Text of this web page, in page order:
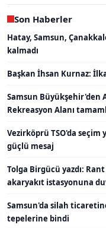
Son Haberler
Hatay, Samsun,
kalmadı
Başkan İhsan Kurnaz:
Samsun Büyükşehir'den
Rekreasyon Alanı
Vezirköprü TSO'da seçim
güçlü mesaj
Tolga Birgücü yazdı:
akaryakıt istasyonuna
Samsun'da silah
tepelerine bindi